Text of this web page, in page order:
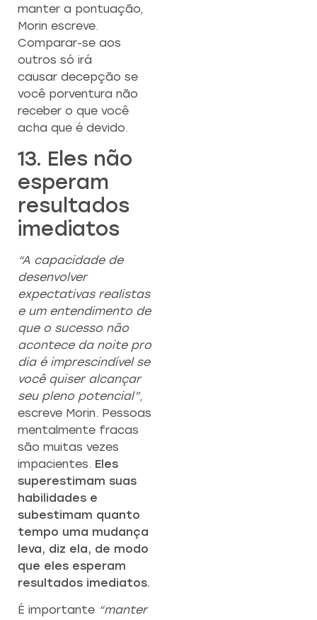
manter a pontuação,
Morin escreve.
Comparar-se aos
outros só irá
causar decepção se
você porventura não
receber o que você
acha que é devido.
13. Eles não
esperam
resultados
imediatos
“A capacidade de
desenvolver
expectativas realistas
e um entendimento de
que o sucesso não
acontece da noite pro
dia é imprescindível se
você quiser alcançar
seu pleno potencial”,
escreve Morin. Pessoas
mentalmente fracas
são muitas vezes
impacientes. Eles
superestimam suas
habilidades e
subestimam quanto
tempo uma mudança
leva, diz ela, de modo
que eles esperam
resultados imediatos.
É importante “manter